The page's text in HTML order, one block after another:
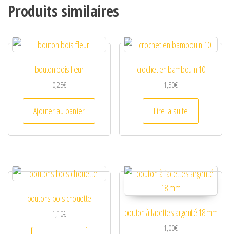
Produits similaires
bouton bois fleur
0,25€
Ajouter au panier
crochet en bambou n 10
1,50€
Lire la suite
boutons bois chouette
1,10€ bouton à facettes argenté 18 mm
1,00€